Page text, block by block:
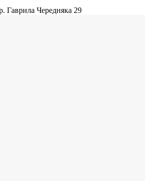
Гаврила Чередняка 29